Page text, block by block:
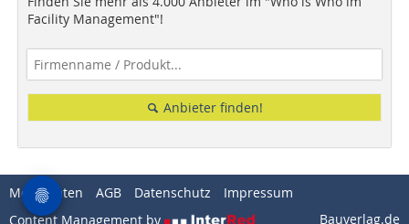
Facility Management"!
Anbieter finden!
Mediadaten AGB Datenschutz
Impressum
Content Management by
Bauverlag.de